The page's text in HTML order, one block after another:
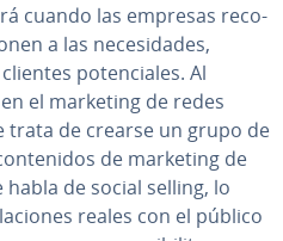
cuando las empresas re­co­
a las ne­ce­si­da­des,
po­te­n­cia­les. Al
el marketing de redes
trata de crearse un grupo de
de marketing de
de social selling, lo
reales con el público